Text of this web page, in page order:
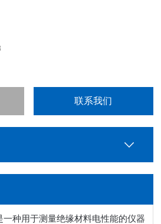
联系我们
一种用于测量绝缘材料电性能的仪器